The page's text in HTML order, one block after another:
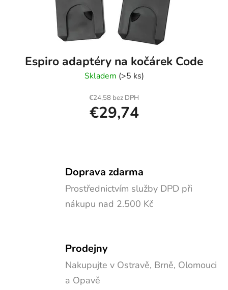
Espiro adaptéry na kočárek Code
Skladem (>5 ks)
€24,58 bez DPH
€29,74
Doprava zdarma
Prostřednictvím služby DPD při
nákupu nad 2.500 Kč
Prodejny
Nakupujte v Ostravě, Brně, Olomouci
a Opavě